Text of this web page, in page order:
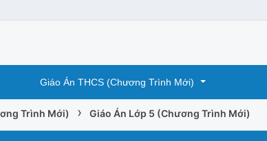
Giáo Án THCS (Chương Trình Mới)
Trình Mới) › Giáo Án Lớp 5 (Chương Trình Mới)